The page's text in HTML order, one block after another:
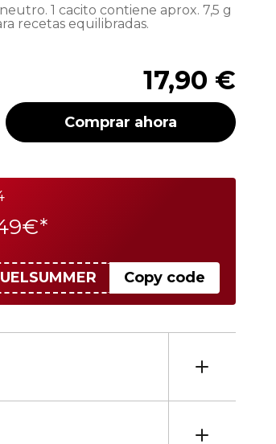
1 cacito contiene aprox. 7,5 g
recetas equilibradas.
17,90 €
Comprar ahora
Copy code